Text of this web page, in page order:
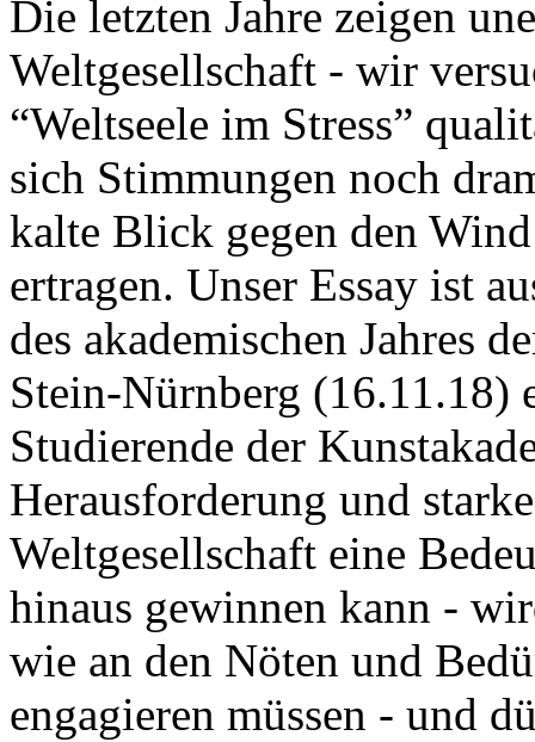
Die letzten Jahre zeigen
Weltgesellschaft - wir
“Weltseele im Stress”
sich Stimmungen noch
kalte Blick gegen den
ertragen. Unser Essay ist
des akademischen Jahres
Stein-Nürnberg (16.11.18)
Studierende der
Herausforderung und
Weltgesellschaft eine
hinaus gewinnen kann -
wie an den Nöten und
engagieren müssen - und